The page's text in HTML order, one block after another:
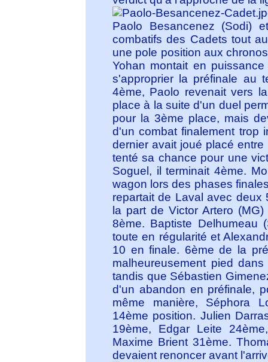
Paolo Besancenez (Sodi)
combatifs des Cadets tout
une pole position aux
Yohan montait en
s'approprier la préfinale au
4ème, Paolo revenait vers
place à la suite d'un duel
pour la 3ème place, mais
d'un combat finalement trop
dernier avait joué placé
tenté sa chance pour une
Soguel, il terminait 4ème.
wagon lors des phases
repartait de Laval avec
la part de Victor Artero
8ème. Baptiste Delhumeau
toute en régularité et
10 en finale. 6ème de la
malheureusement pied
tandis que Sébastien
d'un abandon en préfinale,
même manière, Séphora
14ème position. Julien
19ème, Edgar Leite
Maxime Brient 31ème.
devaient renoncer avant